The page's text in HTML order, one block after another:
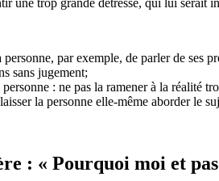
par exemple, de parler de ses
sans jugement;
: ne pas la ramener à la réalité
la personne elle-même aborder le
: « Pourquoi moi et